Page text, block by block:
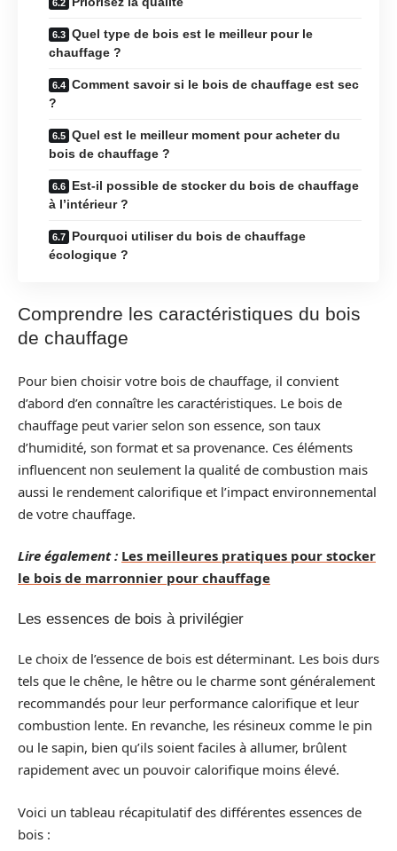
Quel type de bois est le meilleur pour le
chauffage ?
Comment savoir si le bois de chauffage est sec
?
Quel est le meilleur moment pour acheter du
bois de chauffage ?
Est-il possible de stocker du bois de chauffage
à l’intérieur ?
Pourquoi utiliser du bois de chauffage
écologique ?
Comprendre les caractéristiques du bois
de chauffage
Pour bien choisir votre bois de chauffage, il convient
d’abord d’en connaître les caractéristiques. Le bois de
chauffage peut varier selon son essence, son taux
d’humidité, son format et sa provenance. Ces éléments
influencent non seulement la qualité de combustion mais
aussi le rendement calorifique et l’impact environnemental
de votre chauffage.
Lire également : Les meilleures pratiques pour stocker
le bois de marronnier pour chauffage
Les essences de bois à privilégier
Le choix de l’essence de bois est déterminant. Les bois durs
tels que le chêne, le hêtre ou le charme sont généralement
recommandés pour leur performance calorifique et leur
combustion lente. En revanche, les résineux comme le pin
ou le sapin, bien qu’ils soient faciles à allumer, brûlent
rapidement avec un pouvoir calorifique moins élevé.
Voici un tableau récapitulatif des différentes essences de
bois :